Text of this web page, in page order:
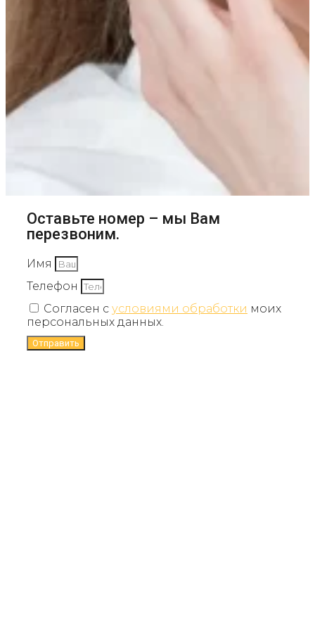
Оставьте номер – мы Вам
перезвоним.
Имя
Телефон
Согласен с условиями обработки моих
персональных данных.
Отправить